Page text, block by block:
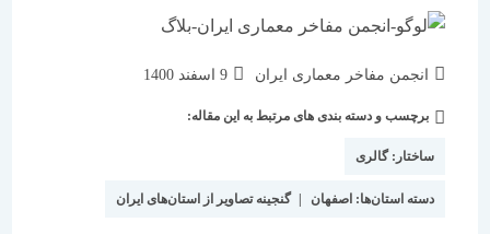
انجمن مفاخر معماری ایران
نوشته
شده
9 اسفند 1400
برچسب و دسته بندی های مرتبط به این مقاله:
ساختار:گالری
دسته استان‌ها:اصفهان | گنجینه تصاویر از استان‌های ایران